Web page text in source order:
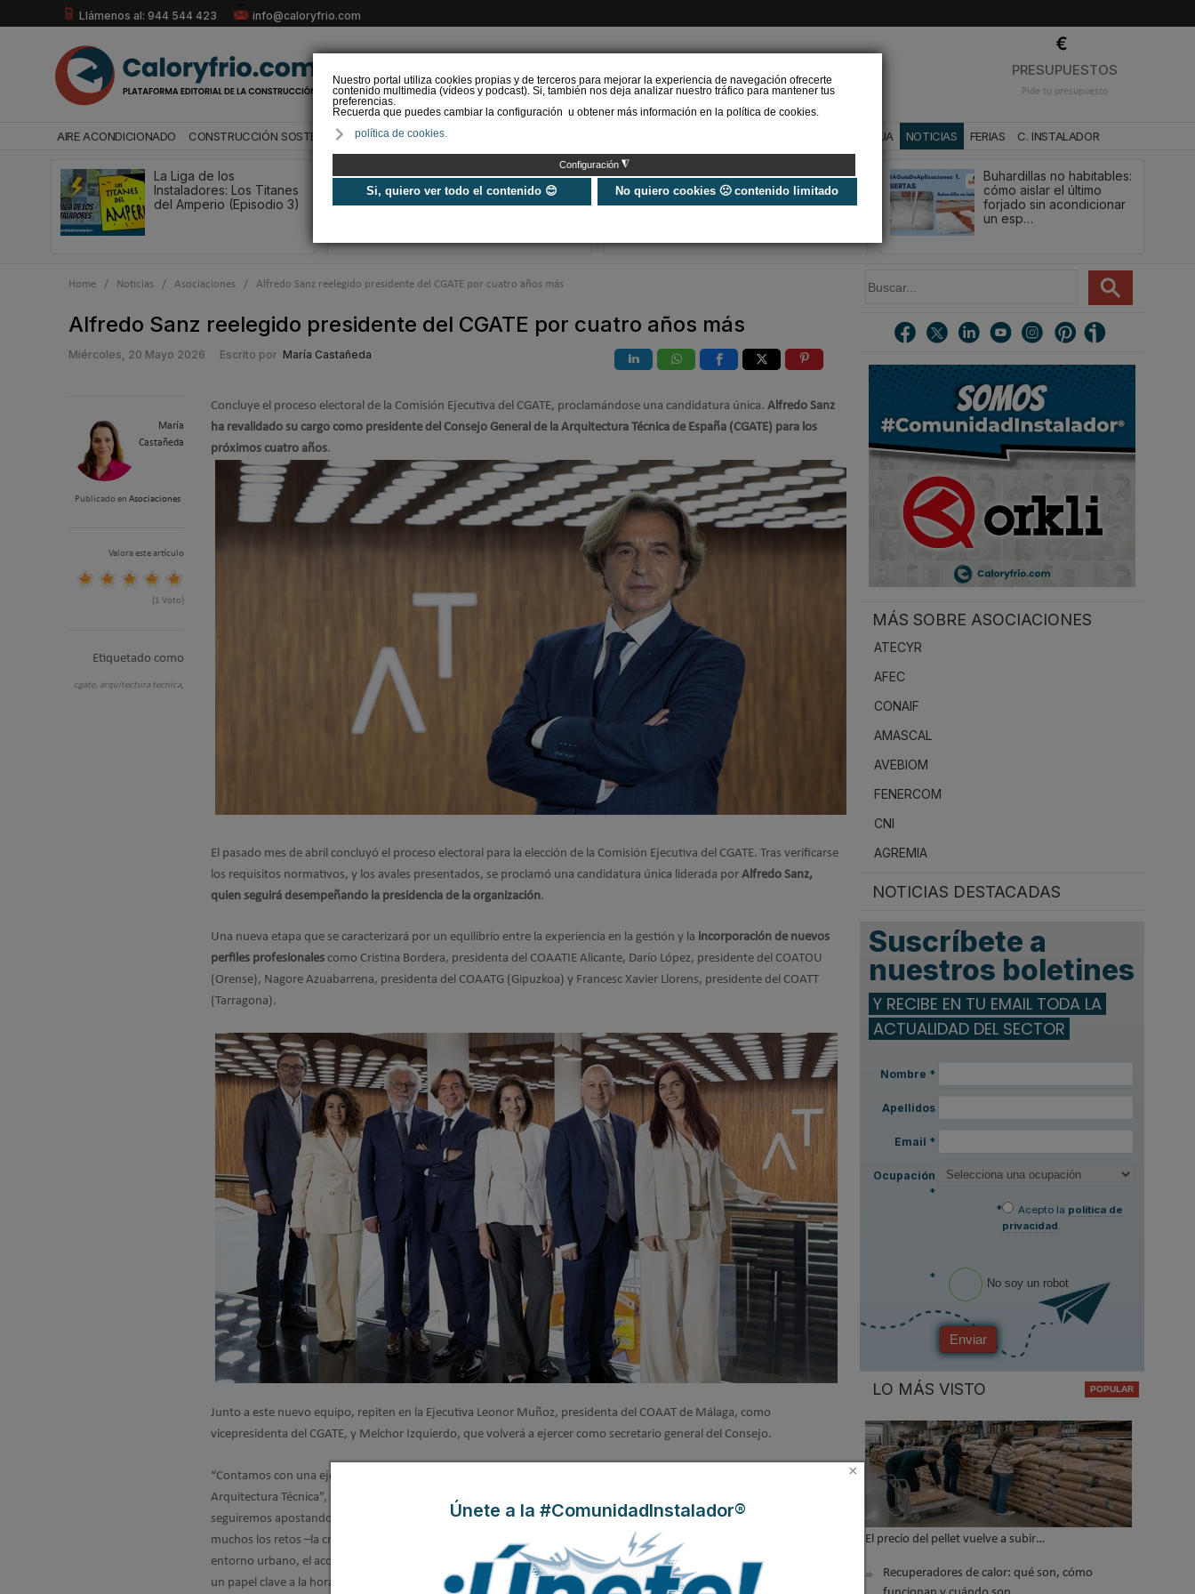
Nuestro portal utiliza cookies propias y de terceros para mejorar la experiencia de navegación ofrecerte
contenido multimedia (vídeos y podcast). Si, también nos deja analizar nuestro tráfico para mantener tus
preferencias.
Recuerda que puedes cambiar la configuración u obtener más información en la política de cookies.
política de cookies.
Configuración ◮
Si, quiero ver todo el contenido 😊 No quiero cookies 🙁 contenido limitado
Llámenos al: 944 544 423 info@caloryfrio.com
PRESUPUESTOS
Pide tu presupuesto
AIRE ACONDICIONADO CONSTRUCCIÓN SOSTENIBLE ENERGÍAS RENOVABLES BAÑO Y AGUA NOTICIAS FERIAS C. INSTALADOR
La Liga de los
Instaladores: Los Titanes
del Amperio (Episodio 3)
Universo Aniversario - Un
año, muchos momentos
Verifactu en
climatización: qué le va a
exigir la ley a tu
Buhardillas no habitables:
cómo aislar el último
forjado sin acondicionar
un esp…
Home / Noticias / Asociaciones / Alfredo Sanz reelegido presidente del CGATE por cuatro años más
Alfredo Sanz reelegido presidente del CGATE por cuatro años más
Miércoles, 20 Mayo 2026 Escrito por María Castañeda
María
Castañeda
Publicado en Asociaciones
Valora este artículo
(1 Voto)
Etiquetado como
cgate, arquitectura tecnica,
Concluye el proceso electoral de la Comisión Ejecutiva del CGATE, proclamándose una candidatura única. Alfredo Sanz
ha revalidado su cargo como presidente del Consejo General de la Arquitectura Técnica de España (CGATE) para los
próximos cuatro años.
El pasado mes de abril concluyó el proceso electoral para la elección de la Comisión Ejecutiva del CGATE. Tras verificarse
los requisitos normativos, y los avales presentados, se proclamó una candidatura única liderada por Alfredo Sanz,
quien seguirá desempeñando la presidencia de la organización.
Una nueva etapa que se caracterizará por un equilibrio entre la experiencia en la gestión y la incorporación de nuevos
perfiles profesionales como Cristina Bordera, presidenta del COAATIE Alicante, Darío López, presidente del COATOU
(Orense), Nagore Azuabarrena, presidenta del COAATG (Gipuzkoa) y Francesc Xavier Llorens, presidente del COATT
(Tarragona).
Junto a este nuevo equipo, repiten en la Ejecutiva Leonor Muñoz, presidenta del COAAT de Málaga, como
vicepresidenta del CGATE, y Melchor Izquierdo, que volverá a ejercer como secretario general del Consejo.
“Contamos con una ejecutiva equilibrada, donde quedan bien representados los colegios profesionales de la
Arquitectura Técnica”, explica Alfredo Sanz. “Juntos, tenemos por delante cuatro años de intenso trabajo, en los que
seguiremos apostando por poner de manifiesto el importante valor social que tiene la Arquitectura Técnica. Son
muchos los retos –la crisis de la
, el desafío de la descarbonización, el impacto del cambio climático en el
entorno urbano, el acceso a una vivienda digna, accesible y de calidad, la irrupción de la IA– y nuestra profesión jugará
un papel clave a la hora de dar una respuesta efectiva. Desde el CGATE queremos estar ahí,acompañando y
u
r
MÁS SOBRE ASOCIACIONES
ATECYR
AFEC
CONAIF
AMASCAL
AVEBIOM
FENERCOM
CNI
AGREMIA
NOTICIAS DESTACADAS
Suscríbete a
nuestros boletines
Y RECIBE EN TU EMAIL TODA LA
ACTUALIDAD DEL SECTOR
Nombre *
Apellidos
Email *
Ocupación
*
*
Acepto la política de
privacidad.
* No soy un robot
Enviar
LO MÁS VISTO
El precio del pellet vuelve a subir…
Recuperadores de calor: qué son, cómo
×
Únete a la #ComunidadInstalador®